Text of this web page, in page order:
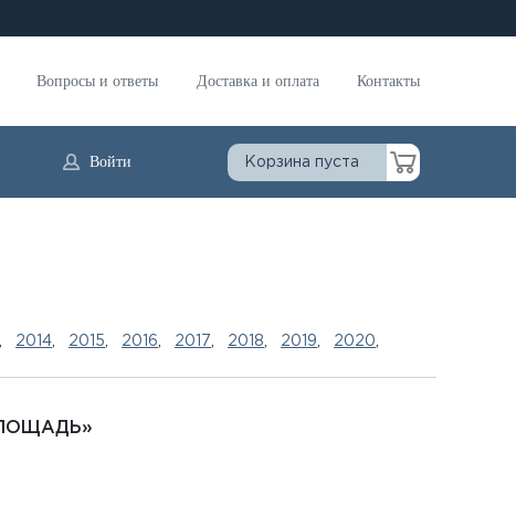
Вопросы и ответы Доставка и оплата Контакты
Войти Корзина пуста
2014 2015 2016 2017 2018 2019 2020